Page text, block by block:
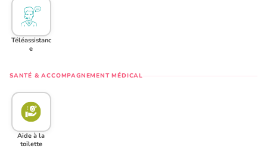
Téléassistanc
e
SANTÉ & ACCOMPAGNEMENT MÉDICAL
Aide à la
toilette